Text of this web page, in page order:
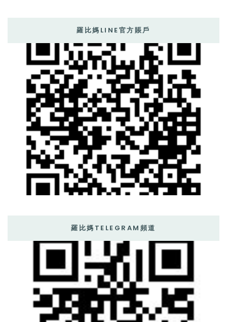
羅比媽LINE官方賬戶
羅比媽TELEGRAM頻道